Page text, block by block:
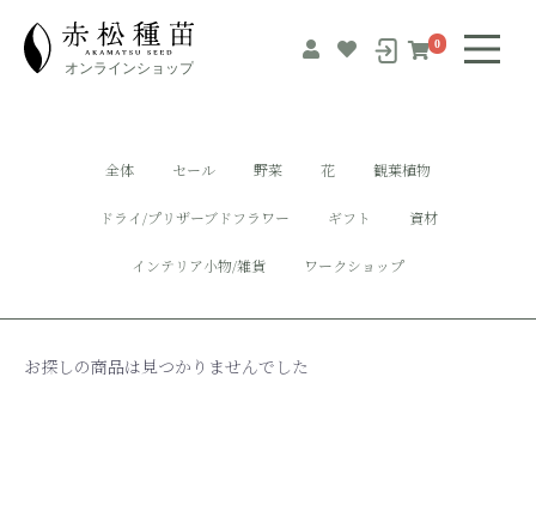
0
全体 セール 野菜 花 観葉植物
ドライ/プリザーブドフラワー ギフト 資材
インテリア小物/雑貨 ワークショップ
お探しの商品は見つかりませんでした